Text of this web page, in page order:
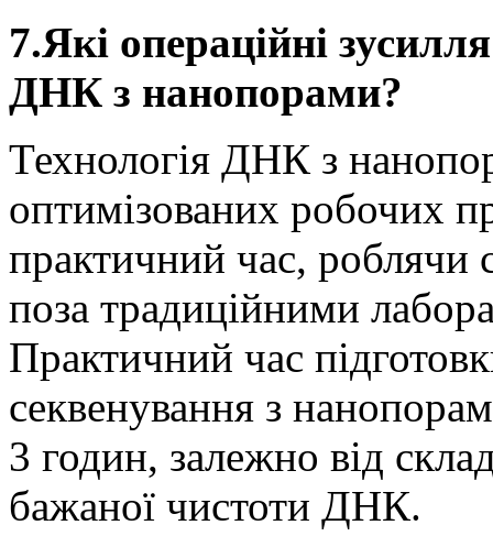
7.Які операційні
ДНК з нанопорами?
Технологія ДНК з
оптимізованих робочих
практичний час, роблячи
поза традиційними
Практичний час
секвенування з
3 годин, залежно від
бажаної чистоти ДНК.